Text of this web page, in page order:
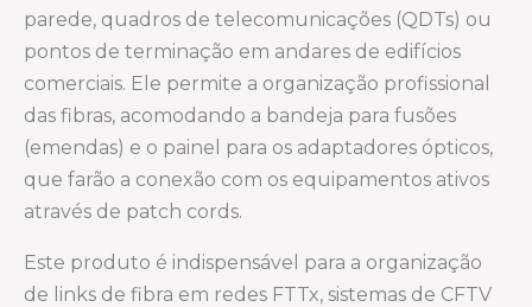
parede, quadros de telecomunicações (QDTs) ou
pontos de terminação em andares de edifícios
comerciais. Ele permite a organização profissional
das fibras, acomodando a bandeja para fusões
(emendas) e o painel para os adaptadores ópticos,
que farão a conexão com os equipamentos ativos
através de patch cords.
Este produto é indispensável para a organização
de links de fibra em redes FTTx, sistemas de CFTV